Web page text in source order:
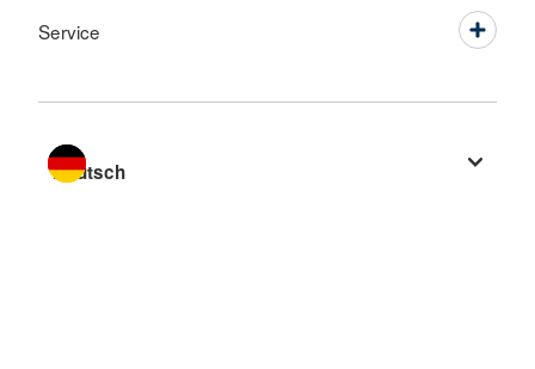
Service
Sprache wechseln zu